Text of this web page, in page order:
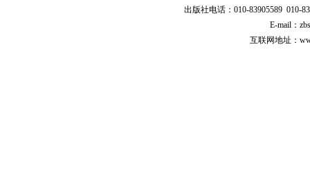
出版社电话：010-83905589 010-
E-mail：
互联网地址：